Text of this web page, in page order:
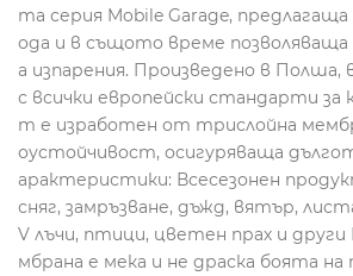
та серия Mobile Garage,
ода и в същото време
а изпарения. Произведено в
с всички европейски стандарти за
т е изработен от трислойна
оустойчивост, осигуряваща
арактеристики: Всесезонен
сняг, замръзване, дъжд, вятър,
V лъчи, птици, цветен прах и
мбрана е мека и не драска боята